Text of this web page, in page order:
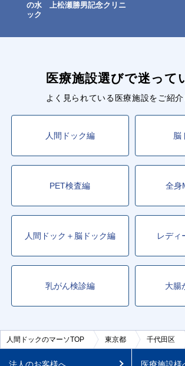
の水 上松瀬勝男記念クリニ
ック
医療施設選びで迷って
よく見られている医療施設をご紹介
人間ドック編 脳
PET検査編 全身
人間ドック＋脳ドック編 レディ
乳がん検診編 大腸
人間ドックのマーソTOP 東京都 千代田区